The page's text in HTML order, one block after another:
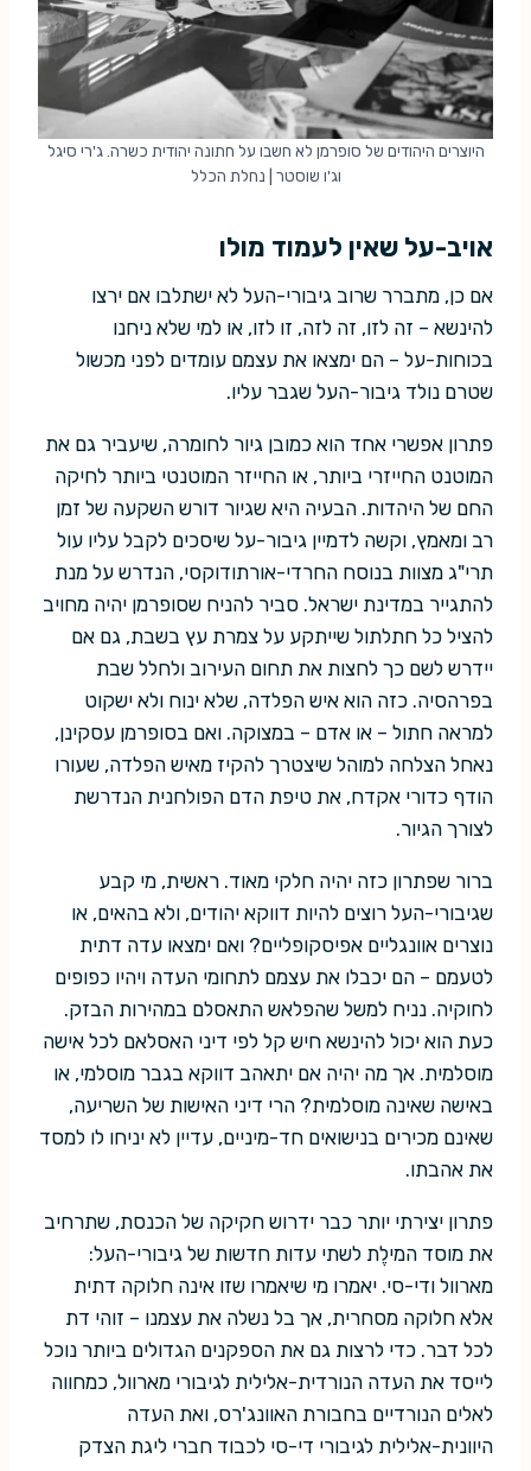
היוצרים היהודים של סופרמן לא חשבו על חתונה יהודית כשרה. ג'רי סיגל
וג'ו שוסטר | נחלת הכלל
אויב-על שאין לעמוד מולו
אם כן, מתברר שרוב גיבורי-העל לא ישתלבו אם ירצו
להינשא – זה לזו, זה לזה, זו לזו, או למי שלא ניחנו
בכוחות-על – הם ימצאו את עצמם עומדים לפני מכשול
שטרם נולד גיבור-העל שגבר עליו.
פתרון אפשרי אחד הוא כמובן גיור לחומרה, שיעביר גם את
המוטנט החייזרי ביותר, או החייזר המוטנטי ביותר לחיקה
החם של היהדות. הבעיה היא שגיור דורש השקעה של זמן
רב ומאמץ, וקשה לדמיין גיבור-על שיסכים לקבל עליו עול
תרי"ג מצוות בנוסח החרדי-אורתודוקסי, הנדרש על מנת
להתגייר במדינת ישראל. סביר להניח שסופרמן יהיה מחויב
להציל כל חתלתול שייתקע על צמרת עץ בשבת, גם אם
יידרש לשם כך לחצות את תחום העירוב ולחלל שבת
בפרהסיה. כזה הוא איש הפלדה, שלא ינוח ולא ישקוט
למראה חתול – או אדם – במצוקה. ואם בסופרמן עסקינן,
נאחל הצלחה למוהל שיצטרך להקיז מאיש הפלדה, שעורו
הודף כדורי אקדח, את טיפת הדם הפולחנית הנדרשת
לצורך הגיור.
ברור שפתרון כזה יהיה חלקי מאוד. ראשית, מי קבע
שגיבורי-העל רוצים להיות דווקא יהודים, ולא בהאים, או
נוצרים אוונגליים אפיסקופליים? ואם ימצאו עדה דתית
לטעמם – הם יכבלו את עצמם לתחומי העדה ויהיו כפופים
לחוקיה. נניח למשל שהפלאש התאסלם במהירות הבזק.
כעת הוא יכול להינשא חיש קל לפי דיני האסלאם לכל אישה
מוסלמית. אך מה יהיה אם יתאהב דווקא בגבר מוסלמי, או
באישה שאינה מוסלמית? הרי דיני האישות של השריעה,
שאינם מכירים בנישואים חד-מיניים, עדיין לא יניחו לו למסד
את אהבתו.
פתרון יצירתי יותר כבר ידרוש חקיקה של הכנסת, שתרחיב
את מוסד המילֶת לשתי עדות חדשות של גיבורי-העל:
מארוול ודי-סי. יאמרו מי שיאמרו שזו אינה חלוקה דתית
אלא חלוקה מסחרית, אך בל נשלה את עצמנו – זוהי דת
לכל דבר. כדי לרצות גם את הספקנים הגדולים ביותר נוכל
לייסד את העדה הנורדית-אלילית לגיבורי מארוול, כמחווה
לאלים הנורדיים בחבורת האוונג'רס, ואת העדה
היוונית-אלילית לגיבורי די-סי לכבוד חברי ליגת הצדק